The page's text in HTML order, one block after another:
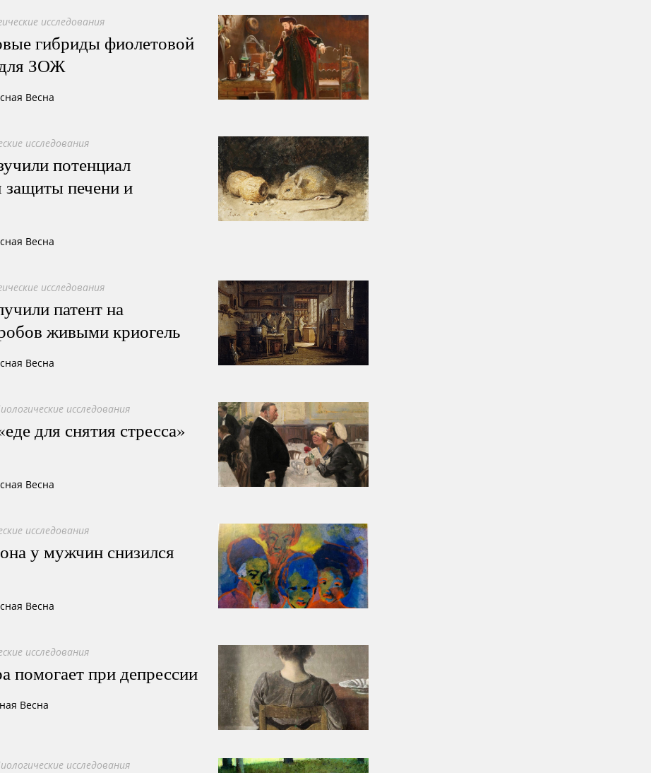
исследования
гибриды фиолетовой
ЗОЖ
Весна
исследования
потенциал
защиты печени и
Весна
исследования
патент на
живыми криогель
Весна
исследования
для снятия стресса»
Весна
исследования
у мужчин снизился
Весна
исследования
помогает при депрессии
Весна
исследования